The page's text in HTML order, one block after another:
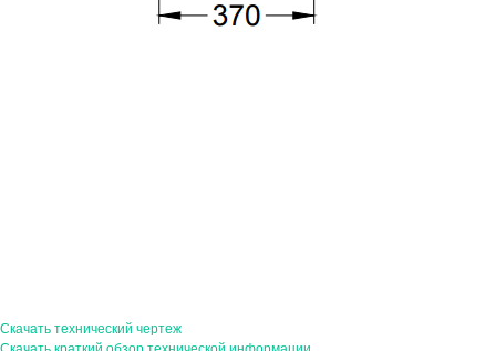
Скачать технический чертеж